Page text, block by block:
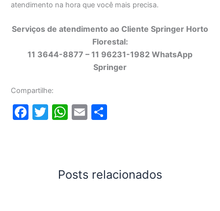
atendimento na hora que você mais precisa.
Serviços de atendimento ao Cliente Springer Horto
Florestal:
11 3644-8877 – 11 96231-1982 WhatsApp
Springer
Compartilhe:
F
T
W
A
E
Posts relacionados